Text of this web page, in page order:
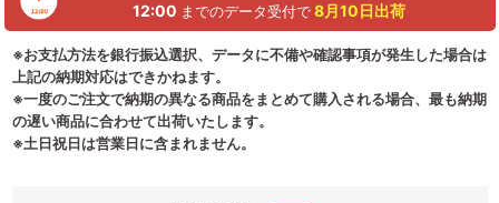
12:00 までのデータ受付で 8月10日 出荷
※お支払方法を銀行振込選択、データに不備や確認事項が発生した場合は
上記の納期対応はできかねます。
※一度のご注文で納期の異なる商品をまとめて購入される場合、最も納期
の遅い商品に合わせて出荷いたします。
※土日祝日は営業日に含まれません。